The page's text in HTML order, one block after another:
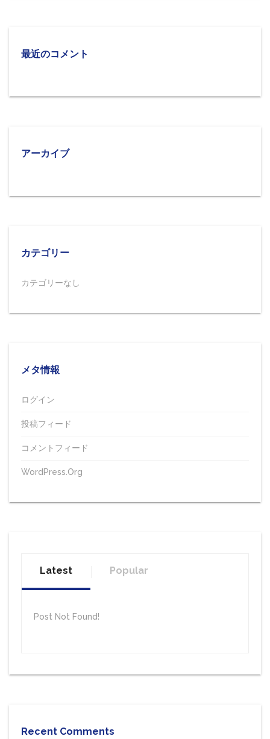
最近のコメント
アーカイブ
カテゴリー
カテゴリーなし
メタ情報
ログイン
投稿フィード
コメントフィード
WordPress.org
Latest Popular
Post Not Found!
Recent Comments